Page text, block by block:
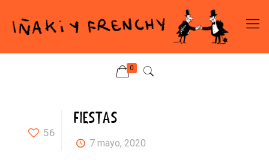
0
56
FIESTAS
7 mayo, 2020